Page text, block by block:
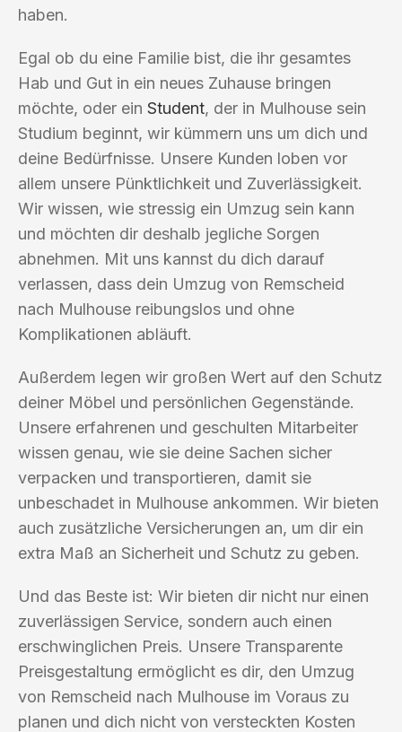
haben.
Egal ob du eine Familie bist, die ihr gesamtes
Hab und Gut in ein neues Zuhause bringen
möchte, oder ein Student, der in Mulhouse sein
Studium beginnt, wir kümmern uns um dich und
deine Bedürfnisse. Unsere Kunden loben vor
allem unsere Pünktlichkeit und Zuverlässigkeit.
Wir wissen, wie stressig ein Umzug sein kann
und möchten dir deshalb jegliche Sorgen
abnehmen. Mit uns kannst du dich darauf
verlassen, dass dein Umzug von Remscheid
nach Mulhouse reibungslos und ohne
Komplikationen abläuft.
Außerdem legen wir großen Wert auf den Schutz
deiner Möbel und persönlichen Gegenstände.
Unsere erfahrenen und geschulten Mitarbeiter
wissen genau, wie sie deine Sachen sicher
verpacken und transportieren, damit sie
unbeschadet in Mulhouse ankommen. Wir bieten
auch zusätzliche Versicherungen an, um dir ein
extra Maß an Sicherheit und Schutz zu geben.
Und das Beste ist: Wir bieten dir nicht nur einen
zuverlässigen Service, sondern auch einen
erschwinglichen Preis. Unsere Transparente
Preisgestaltung ermöglicht es dir, den Umzug
von Remscheid nach Mulhouse im Voraus zu
planen und dich nicht von versteckten Kosten